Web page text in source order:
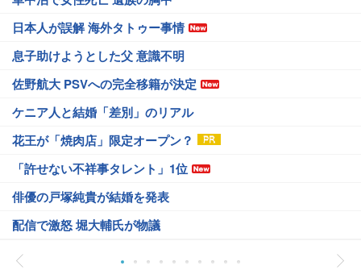
日本人が誤解 海外タトゥー事情
息子助けようとした父 意識不明
佐野航大 PSVへの完全移籍が決定
ケニア人と結婚「差別」のリアル
花王が「焼肉店」限定オープン？
「許せない不祥事タレント」1位
俳優の戸塚純貴が結婚を発表
配信で激怒 堀大輔氏が物議